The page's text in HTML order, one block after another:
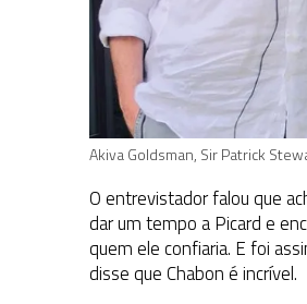
Akiva Goldsman, Sir Patrick
O entrevistador falou que
dar um tempo a Picard e
quem ele confiaria. E foi
disse que Chabon é incrível.